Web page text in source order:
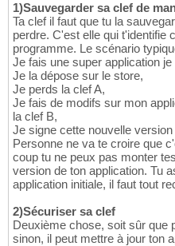
1)Sauvegarder sa clef de
Ta clef il faut que tu la
perdre. C'est elle qui t'identifie
programme. Le scénario
Je fais une super application
Je la dépose sur le store,
Je perds la clef A,
Je fais de modifs sur mon
la clef B,
Je signe cette nouvelle
Personne ne va te croire que
coup tu ne peux pas monter
version de ton application. Tu
application initiale, il faut tout
2)Sécuriser sa clef
Deuxième chose, soit sûr que
sinon, il peut mettre à jour ton